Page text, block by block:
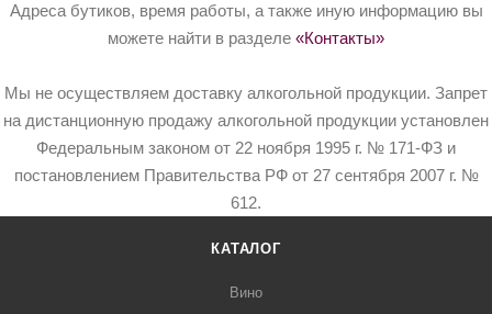
Адреса бутиков, время работы, а также иную информацию вы
можете найти в разделе «Контакты»
Мы не осуществляем доставку алкогольной продукции. Запрет
на дистанционную продажу алкогольной продукции установлен
Федеральным законом от 22 ноября 1995 г. № 171-ФЗ и
постановлением Правительства РФ от 27 сентября 2007 г. №
612.
КАТАЛОГ
Вино